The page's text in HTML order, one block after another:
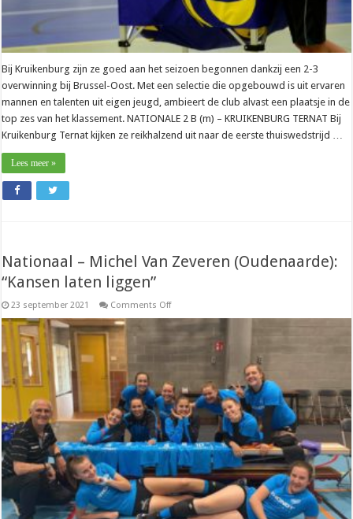
Bij Kruikenburg zijn ze goed aan het seizoen begonnen dankzij een 2-3
overwinning bij Brussel-Oost. Met een selectie die opgebouwd is uit ervaren
mannen en talenten uit eigen jeugd, ambieert de club alvast een plaatsje in de
top zes van het klassement. NATIONALE 2 B (m) – KRUIKENBURG TERNAT Bij
Kruikenburg Ternat kijken ze reikhalzend uit naar de eerste thuiswedstrijd …
Lees meer »
Nationaal – Michel Van Zeveren (Oudenaarde):
“Kansen laten liggen”
23 september 2021 Comments Offon
–
Michel
(Oudenaarde):
laten
liggen”